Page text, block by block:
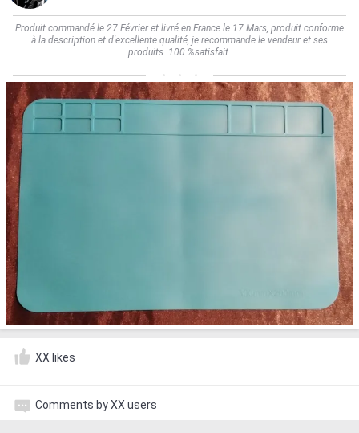
Produit commandé le 27 Février et livré en France le 17 Mars, produit conforme
à la description et d'excellente qualité, je recommande le vendeur et ses
produits. 100 %satisfait.
XX likes
Comments by XX users